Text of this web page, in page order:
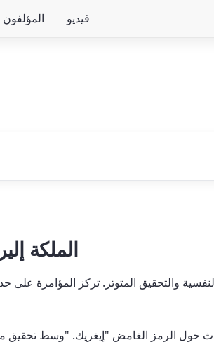
المؤلفون فيديو
الملكة
حول الرمز الغامض "إيغريك. "وسط تحقيق